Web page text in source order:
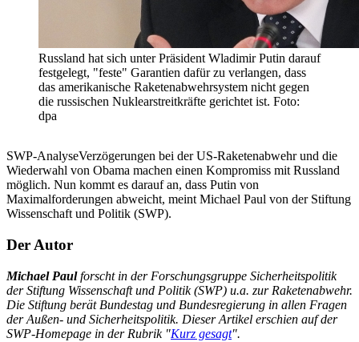
Russland hat sich unter Präsident Wladimir Putin darauf
festgelegt, "feste" Garantien dafür zu verlangen, dass
das amerikanische Raketenabwehrsystem nicht gegen
die russischen Nuklearstreitkräfte gerichtet ist. Foto:
dpa
SWP-AnalyseVerzögerungen bei der US-Raketenabwehr und die
Wiederwahl von Obama machen einen Kompromiss mit Russland
möglich. Nun kommt es darauf an, dass Putin von
Maximalforderungen abweicht, meint Michael Paul von der Stiftung
Wissenschaft und Politik (SWP).
Der Autor
Michael Paulforscht in der Forschungsgruppe Sicherheitspolitik
der Stiftung Wissenschaft und Politik (SWP) u.a. zur Raketenabwehr.
Die Stiftung berät Bundestag und Bundesregierung in allen Fragen
der Außen- und Sicherheitspolitik. Dieser Artikel erschien auf der
SWP-Homepage in der Rubrik "Kurz gesagt".